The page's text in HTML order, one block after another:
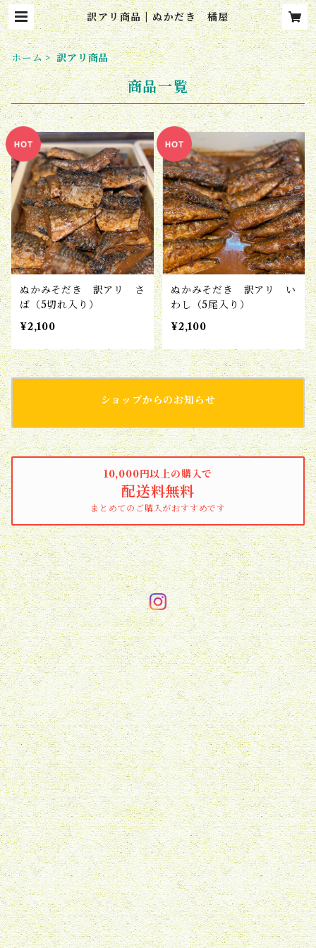
訳アリ商品 | ぬかだき 橘屋
ホーム 訳アリ商品
商品一覧
ぬかみそだき 訳アリ さ
ば（5切れ入り）
¥2,100
ぬかみそだき 訳アリ い
わし（5尾入り）
¥2,100
ショップからのお知らせ
10,000円以上の購入で
配送料無料
まとめてのご購入がおすすめです